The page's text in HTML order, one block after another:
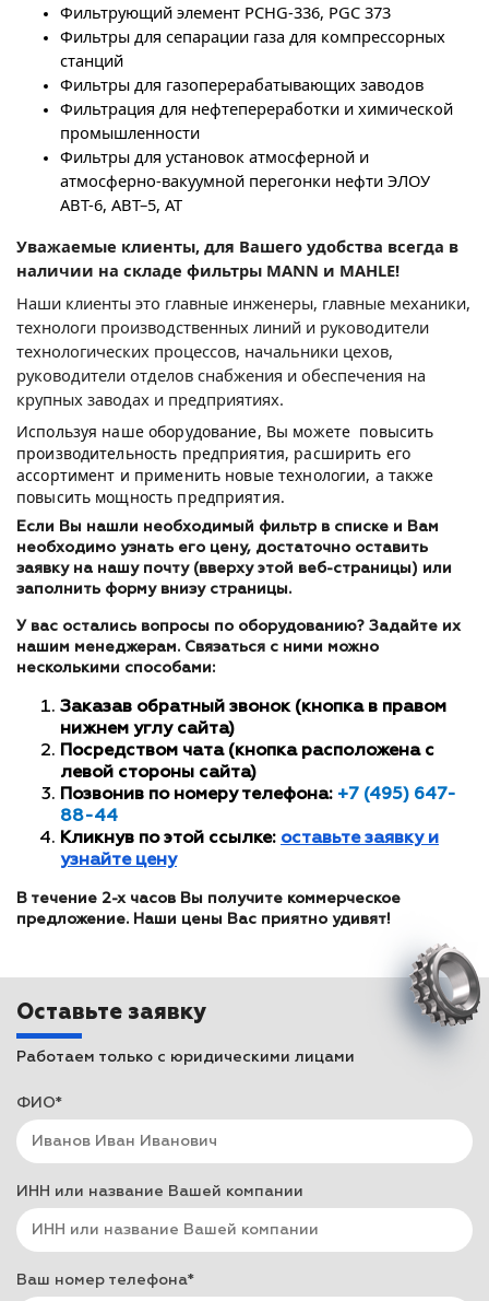
Фильтрующий элемент PCHG-336, PGC 373
Фильтры для сепарации газа для компрессорных
станций
Фильтры для газоперерабатывающих заводов
Фильтрация для нефтепереработки и химической
промышленности
Фильтры для установок атмосферной и
атмосферно-вакуумной перегонки нефти ЭЛОУ
АВТ-6, АВТ–5, АТ
Уважаемые клиенты, для Вашего удобства всегда в
наличии на складе фильтры MANN и MAHLE!
Наши клиенты это главные инженеры, главные механики,
технологи производственных линий и руководители
технологических процессов, начальники цехов,
руководители отделов снабжения и обеспечения на
крупных заводах и предприятиях.
Используя наше оборудование, Вы можете повысить
производительность предприятия, расширить его
ассортимент и применить новые технологии, а также
повысить мощность предприятия.
Если Вы нашли необходимый фильтр в списке и Вам
необходимо узнать его цену, достаточно оставить
заявку на нашу почту (вверху этой веб-страницы) или
заполнить форму внизу страницы.
У вас остались вопросы по оборудованию? Задайте их
нашим менеджерам. Связаться с ними можно
несколькими способами:
Заказав обратный звонок (кнопка в правом
нижнем углу сайта)
Посредством чата (кнопка расположена с
левой стороны сайта)
Позвонив по номеру телефона: +7 (495) 647-
88-44
Кликнув по этой ссылке: оставьте заявку и
узнайте цену
В течение 2-х часов Вы получите коммерческое
предложение. Наши цены Вас приятно удивят!
Оставьте заявку
Работаем только с юридическими лицами
ФИО*
ИНН или название Вашей компании
Ваш номер телефона*